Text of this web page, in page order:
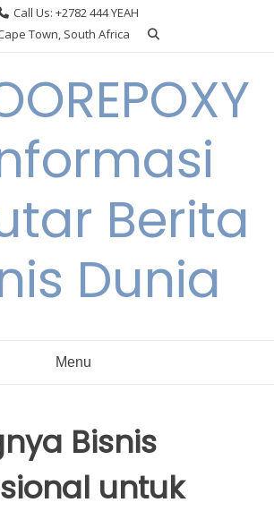
Call Us: +2782 444 YEAH
Town, South Africa
Berita
Dunia
Menu
Bisnis
untuk